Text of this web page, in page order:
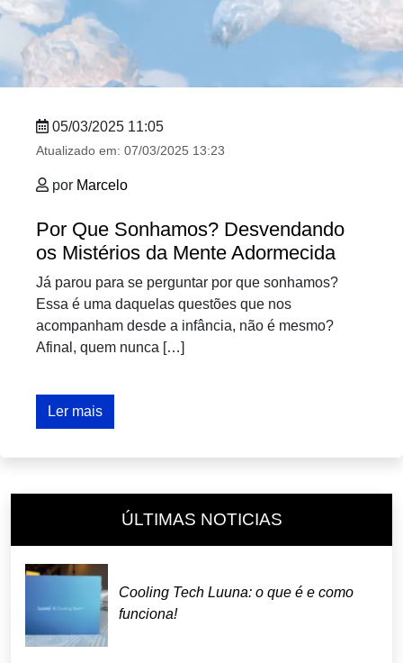
05/03/2025 11:05
Atualizado em: 07/03/2025 13:23
por Marcelo
Por Que Sonhamos? Desvendando
os Mistérios da Mente Adormecida
Já parou para se perguntar por que sonhamos?
Essa é uma daquelas questões que nos
acompanham desde a infância, não é mesmo?
Afinal, quem nunca […]
Ler mais
ÚLTIMAS NOTICIAS
Cooling Tech Luuna: o que é e como
funciona!